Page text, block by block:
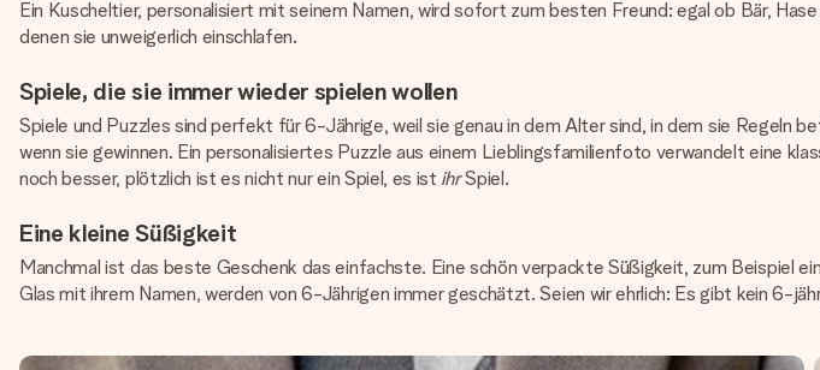
Ein Kuscheltier, personalisiert mit seinem Namen, wird sofort zum besten Freund: egal ob Bär,
denen sie unweigerlich einschlafen.
Spiele, die sie immer wieder spielen wollen
Spiele und Puzzles sind perfekt für 6-Jährige, weil sie genau in dem Alter sind, in dem sie Regeln
wenn sie gewinnen. Ein personalisiertes Puzzle aus einem Lieblingsfamilienfoto verwandelt eine
noch besser, plötzlich ist es nicht nur ein Spiel, es ist ihrSpiel.
Eine kleine Süßigkeit
Manchmal ist das beste Geschenk das einfachste. Eine schön verpackte Süßigkeit, zum Beispiel
Glas mit ihrem Namen, werden von 6-Jährigen immer geschätzt. Seien wir ehrlich: Es gibt kein 6-